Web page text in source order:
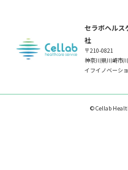
セラボヘルス
社
〒210-0821
神奈川県川崎市
イフイノベーシ
© Cellab